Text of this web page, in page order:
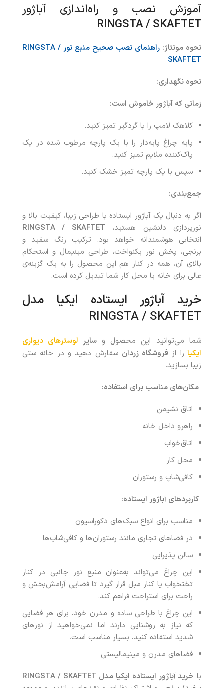
آموزش نصب و راه‌اندازی آباژور
RINGSTA / SKAFTET
نحوه مونتاژ: راهنمای نصب صحیح منبع نور RINGSTA /
SKAFTET
نحوه نگهداری:
زمانی که آباژور خاموش است:
کلاهک لامپ را با گردگیر تمیز کنید.
پایه چراغ پایه‌دار را با یک پارچه مرطوب شده در یک
پاک‌کننده ملایم تمیز کنید.
سپس با یک پارچه تمیز خشک کنید.
جمع‌بندی:
اگر به دنبال یک آباژور ایستاده با طراحی زیبا، کیفیت بالا و
نورپردازی دلنشین هستید، RINGSTA / SKAFTET
انتخابی هوشمندانه خواهد بود. ترکیب رنگ سفید و
برنجی، پخش نور یکنواخت، طراحی مینیمال و استحکام
بالای آن، همه در کنار هم این محصول را به یک گزینه‌ی
عالی برای خانه یا محل کار شما تبدیل کرده است.
خرید آباژور ایستاده ایکیا مدل
RINGSTA / SKAFTET
شما می‌توانید این محصول وسایر لوسترهای دیواری
ایکیا را از فروشگاه زردان سفارش دهید و در خانه ستی
زیبا بسازید.
مکان‌های مناسب برای استفاده:
اتاق نشیمن
راهرو داخل خانه
اتاق‌خواب
محل کار
کافی‌شاپ و رستوران
کاربردهای آباژور ایستاده:
مناسب برای انواع سبک‌های دکوراسیون
در فضاهای تجاری مانند رستوران‌ها و کافی‌شاپ‌ها
سالن پذیرایی
این چراغ می‌تواند به‌عنوان منبع نور جانبی در کنار
تختخواب یا کنار مبل قرار گیرد تا فضایی آرامش‌بخش و
راحت برای استراحت فراهم کند.
این چراغ با طراحی ساده و مدرن خود، برای هر فضایی
که نیاز به روشنایی دارند اما نمی‌خواهید از نورهای
شدید استفاده کنید، بسیار مناسب است.
فضاهای مدرن و مینیمالیستی
با خرید آباژور ایستاده ایکیا مدل RINGSTA / SKAFTET